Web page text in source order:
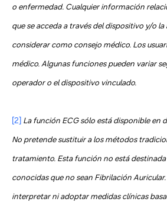
o enfermedad. Cualquier información
que se acceda a través del dispositivo y/o
considerar como consejo médico. Los
médico. Algunas funciones pueden variar
operador o el dispositivo vinculado.
[2] La función ECG sólo está disponible en
No pretende sustituir a los métodos
tratamiento. Esta función no está
conocidas que no sean Fibrilación
interpretar ni adoptar medidas clínicas